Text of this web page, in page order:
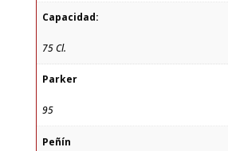
Capacidad:
75 Cl.
Parker
95
Peñín